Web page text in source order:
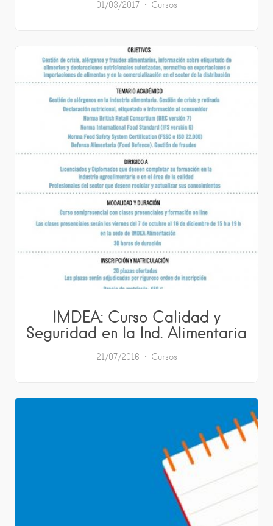
01/03/2017 Cursos
IMDEA: Curso Calidad y
Seguridad en la Ind. Alimentaria
21/07/2016 Cursos